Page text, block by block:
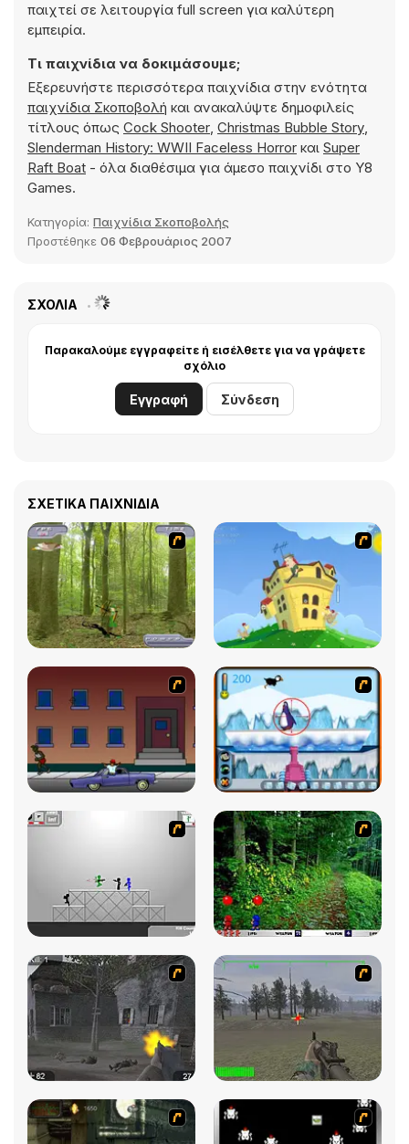
παιχτεί σε λειτουργία full screen για καλύτερη
εμπειρία.
Τι παιχνίδια να δοκιμάσουμε;
Εξερευνήστε περισσότερα παιχνίδια στην ενότητα
παιχνίδια Σκοποβολή και ανακαλύψτε δημοφιλείς
τίτλους όπως Cock Shooter, Christmas Bubble Story,
Slenderman History: WWII Faceless Horror και Super
Raft Boat - όλα διαθέσιμα για άμεσο παιχνίδι στο Y8
Games.
Κατηγορία: Παιχνίδια Σκοποβολής
Προστέθηκε 06 Φεβρουάριος 2007
ΣΧΌΛΙΑ
Παρακαλούμε εγγραφείτε ή εισέλθετε για να γράψετε
σχόλιο
Εγγραφή Σύνδεση
ΣΧΕΤΙΚΆ ΠΑΙΧΝΊΔΙΑ